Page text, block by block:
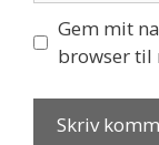
Gem mit
browser til